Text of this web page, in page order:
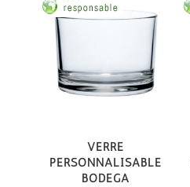
Verre
personnalisable
Bodega